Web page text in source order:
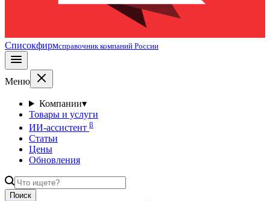
Списокфирмсправочник компаний России
Меню
Компании▾
Товары и услуги
ИИ-ассистент β
Статьи
Цены
Обновления
Поиск